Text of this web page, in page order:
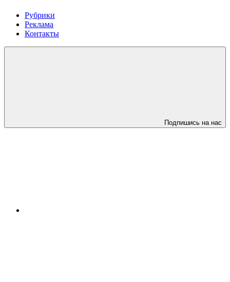
Рубрики
Реклама
Контакты
Подпишись на нас